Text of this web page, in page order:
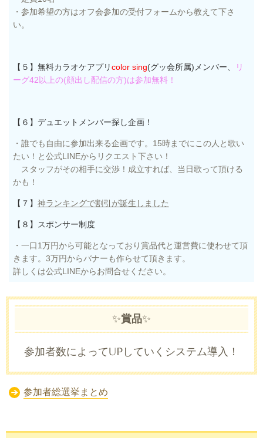
・参加希望の方はオフ会参加の受付フォームから教えて下さ
い。
【５ 】無料カラオケアプリcolor sing(グッ会所属)メンバー、
リ
ーグ42以上の(顔出し配信の方)は参加無料！
【６】デュエットメンバー探し企画！
・誰でも自由に参加出来る企画です。15時までにこの人と歌い
たい！と公式LINEからリクエスト下さい！
スタッフがその相手に交渉！成立すれば、当日歌って頂ける
かも！
【７】 神ランキングで割引が誕生しました
【８】スポンサー制度
・一口1万円から可能となっており賞品代と運営費に使わせて頂
きます。3万円からバナーも作らせて頂きます。
詳しくは公式LINEからお問合せください。
✨賞品✨
参加者数によってUPしていくシステム導入！
参加者総選挙まとめ